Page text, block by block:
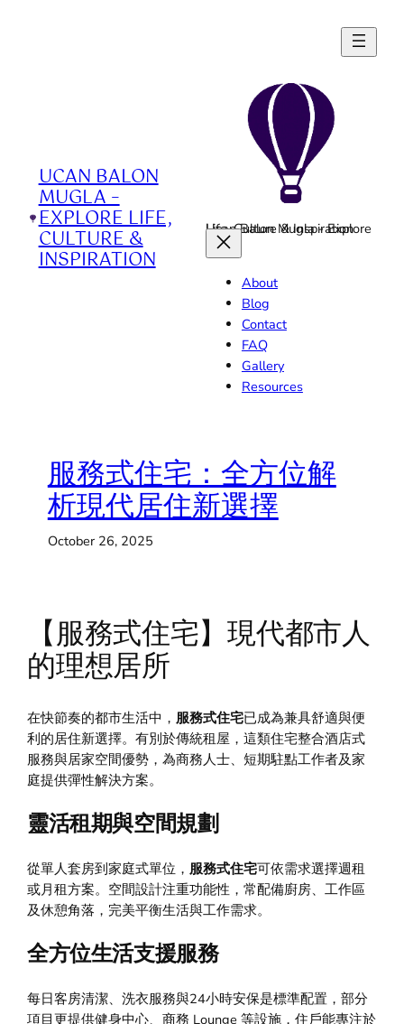
UCAN BALON
MUGLA –
EXPLORE LIFE,
CULTURE &
INSPIRATION
Ucan Balon Mugla - Explore Life, Culture & Inspiration
About
Blog
Contact
FAQ
Gallery
Resources
服務式住宅：全方位解
析現代居住新選擇
October 26, 2025
【服務式住宅】現代都市人
的理想居所
在快節奏的都市生活中，服務式住宅已成為兼具舒適與便
利的居住新選擇。有別於傳統租屋，這類住宅整合酒店式
服務與居家空間優勢，為商務人士、短期駐點工作者及家
庭提供彈性解決方案。
靈活租期與空間規劃
從單人套房到家庭式單位，服務式住宅可依需求選擇週租
或月租方案。空間設計注重功能性，常配備廚房、工作區
及休憩角落，完美平衡生活與工作需求。
全方位生活支援服務
每日客房清潔、洗衣服務與24小時安保是標準配置，部分
項目更提供健身中心、商務 Lounge 等設施，住戶能專注於